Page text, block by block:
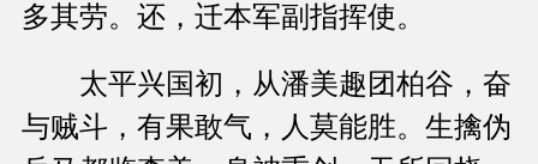
多其劳。还，迁本军副指挥使。
太平兴国初，从潘美趣团柏谷，奋
与贼斗，有果敢气，人莫能胜。生擒伪